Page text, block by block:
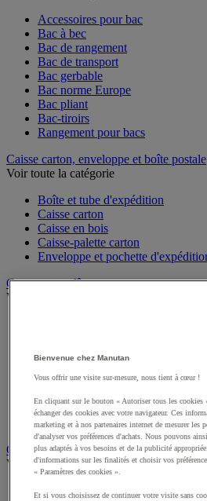
Accessoires pour bac
Bac à bec
Bac de rangement
Bac de transport
Bac gerbable
Bac norme Europe
Bac pliant
Bac-tiroirs
Rangement pour bacs
Caisse carton, enveloppe et boîte postale
Voir toute la catégorie
Boîte et tube d'expédition
Caisse carton
Caisse en bois
Caisse-palette carton
Enveloppe et pochette
Contenant et fût
Voir toute la catégorie
Coffre
Flacon
Jerrican et baril
Seau
Cutter et couteau de sécurité
Voir toute la catégorie
Accessoires pour couteau de
Bienvenue chez Manutan
Vous offrir une visite sur-mesure, nous tient à cœur !
En cliquant sur le bouton « Autoriser tous les
échanger des cookies avec votre navigateur. Ces
marketing et à nos partenaires internet de mesurer les
d'analyser vos préférences d'achats. Nous pouvons
plus adaptés à vos besoins et de la publicité
d'informations sur les finalités et choisir vos
« Paramètres des cookies ».
Et si vous choisissez de continuer votre visite sans